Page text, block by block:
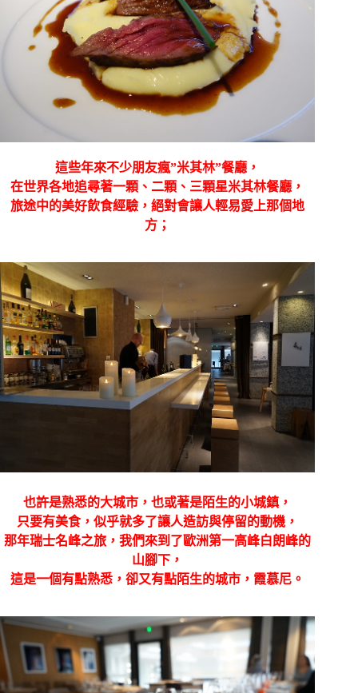
這些年來不少朋友瘋”米其林”餐廳，
在世界各地追尋著一顆、二顆、三顆星米其林餐廳，
旅途中的美好飲食經驗，絕對會讓人輕易愛上那個地
方；
也許是熟悉的大城市，也或著是陌生的小城鎮，
只要有美食，似乎就多了讓人造訪與停留的動機，
那年瑞士名峰之旅，我們來到了歐洲第一高峰白朗峰的
山腳下，
這是一個有點熟悉，卻又有點陌生的城市，霞慕尼。